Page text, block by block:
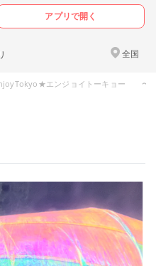
アプリで開く
全国
エンジョイトーキョー 〜気